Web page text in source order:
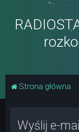
Strona główna
Wyślij e-